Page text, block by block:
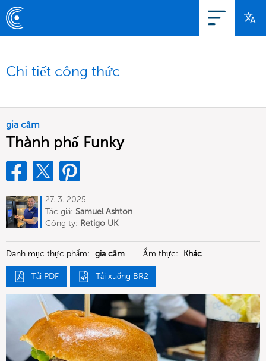
Chi tiết công thức
gia cầm
Thành phố Funky
27. 3. 2025
Tác giả: Samuel Ashton
Công ty: Retigo UK
Danh mục thực phẩm: gia cầm Ẩm thực: Khác
Tải PDF Tải xuống BR2